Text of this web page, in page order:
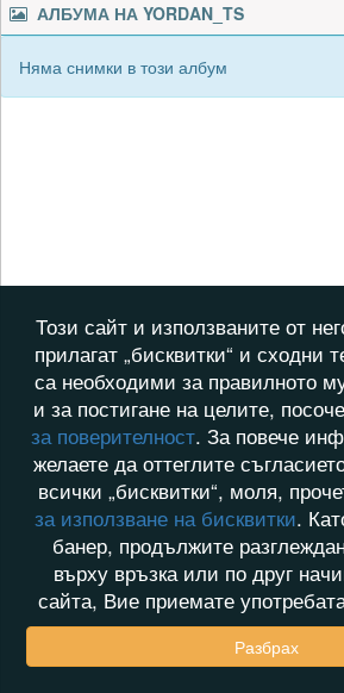
АЛБУМА НА YORDAN_TS
Няма снимки в този албум
Този сайт и използваните от
прилагат „бисквитки“ и сходни
са необходими за правилното
и за постигане на целите,
за поверителност. За повече
желаете да оттеглите
всички „бисквитки“, моля,
за използване на бисквитки.
банер, продължите
върху връзка или по друг
сайта, Вие приемате
Разбрах